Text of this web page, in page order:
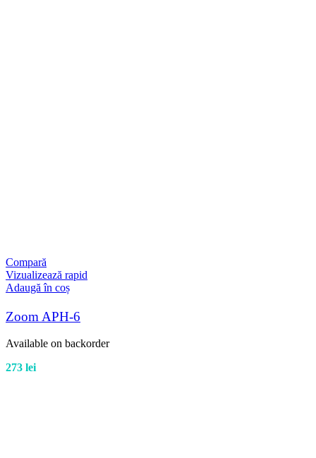
Compară
Vizualizează rapid
Adaugă în coș
Zoom APH-6
Available on backorder
273 lei